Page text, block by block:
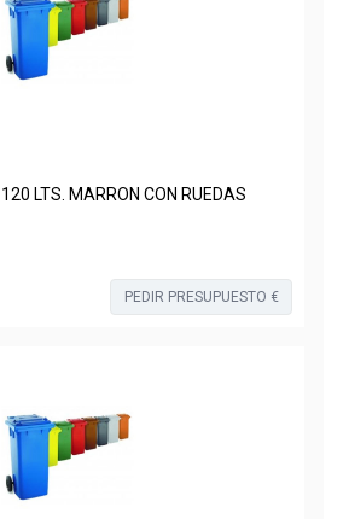
LTS. MARRON CON RUEDAS
PEDIR PRESUPUESTO €